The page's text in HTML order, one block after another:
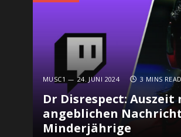
MUSC1 24. JUNI 2024 3 MINS READ
Dr Disrespect: Auszeit
angeblichen
Minderjährige